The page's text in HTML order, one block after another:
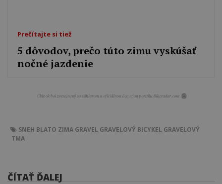
Prečítajte si tiež
5 dôvodov, prečo túto zimu vyskúšať
nočné jazdenie
SNEH BLATO ZIMA GRAVEL GRAVELOVÝ BICYKEL GRAVELOVÝ
TMA
ČÍTAŤ ĎALEJ